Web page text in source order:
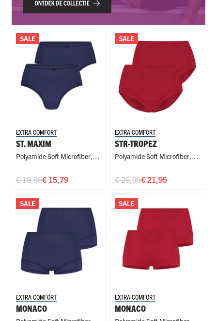
SALE
EXTRA COMFORT
ST. MAXIM
Polyamide Soft Microfiber,
€ 15,79
€ 18,95
SALE
EXTRA COMFORT
STR-TROPEZ
Polyamide Soft Microfiber,
€ 21,95
€ 26,95
SALE
EXTRA COMFORT
MONACO
SALE
EXTRA COMFORT
MONACO